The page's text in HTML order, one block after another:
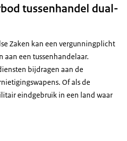
tussenhandel dual-
Zaken kan een vergunningplicht
een tussenhandelaar.
bijdragen aan de
Of als de
eindgebruik in een land waar